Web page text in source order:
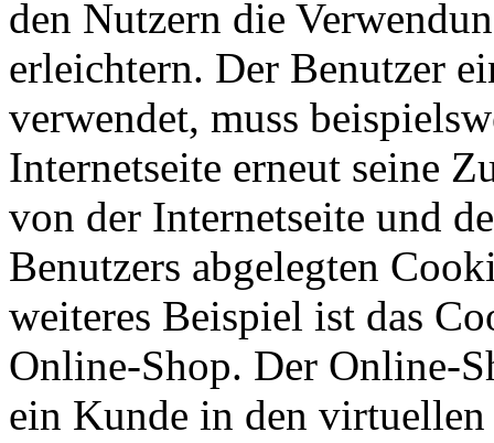
den Nutzern die
erleichtern. Der Benutzer
verwendet, muss
Internetseite erneut seine
von der Internetseite und
Benutzers abgelegten
weiteres Beispiel ist das
Online-Shop. Der Online-
ein Kunde in den